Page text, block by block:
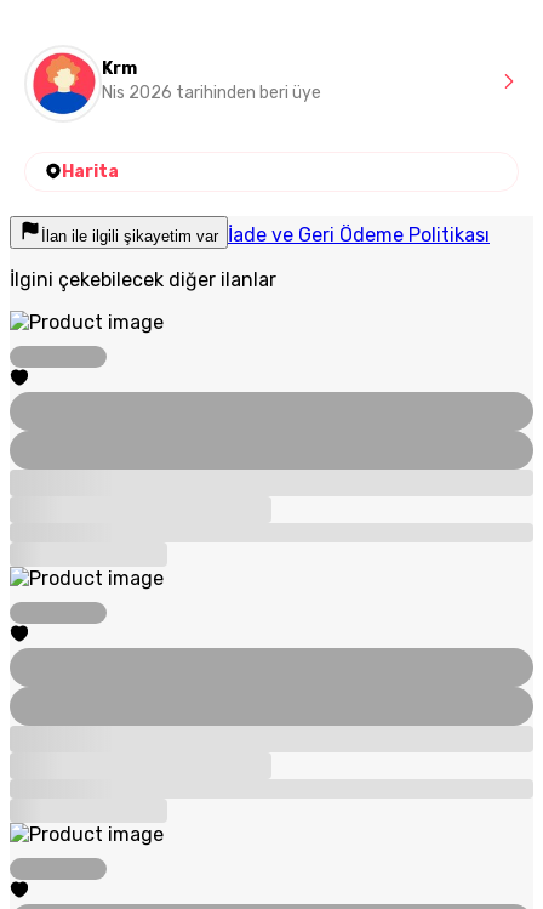
Krm
Nis 2026 tarihinden beri üye
Harita
İlan ile ilgili şikayetim var İade ve Geri Ödeme Politikası
İlgini çekebilecek diğer ilanlar